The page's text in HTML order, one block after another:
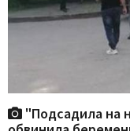
"Подсадила на